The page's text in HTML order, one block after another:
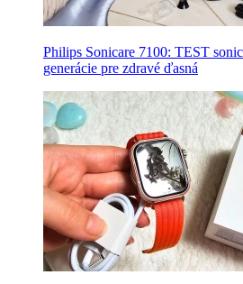
Philips Sonicare 7100: TEST
generácie pre zdravé ďasná